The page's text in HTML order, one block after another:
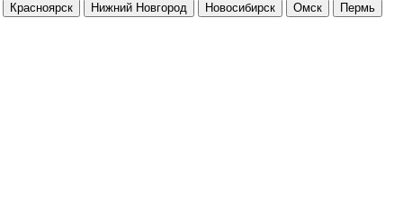
Красноярск Нижний Новгород Новосибирск Омск
Пермь